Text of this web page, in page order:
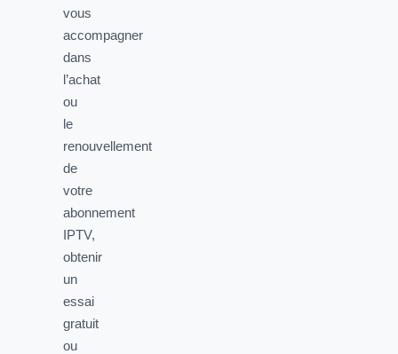
vous
accompagner
dans
l’achat
ou
le
renouvellement
de
votre
abonnement
IPTV,
obtenir
un
essai
gratuit
ou